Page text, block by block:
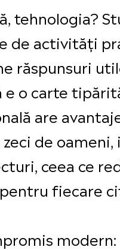
tehnologia?
de activități
răspunsuri
o carte
are
de
ceea ce
fiecare